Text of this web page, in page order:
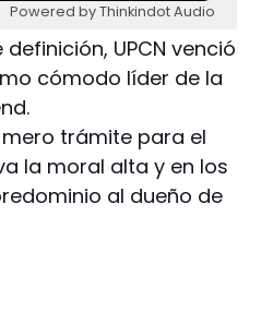
Powered by Thinkindot Audio
UPCN venció
cómodo líder de la
trámite para el
la moral alta y en los
al dueño de